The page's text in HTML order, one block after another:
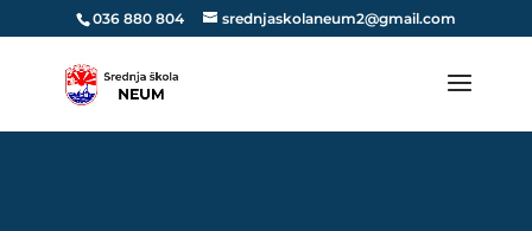
036 880 804 srednjaskolaneum2@gmail.com